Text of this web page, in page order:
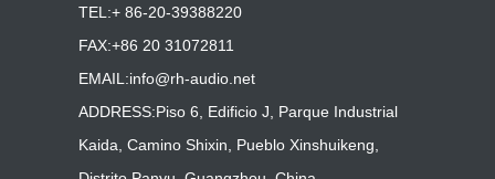
TEL:+ 86-20-39388220
FAX:+86 20 31072811
EMAIL:info@rh-audio.net
ADDRESS:Piso 6, Edificio J, Parque Industrial
Kaida, Camino Shixin, Pueblo Xinshuikeng,